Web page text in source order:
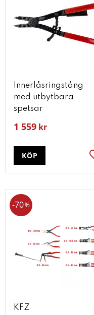
Innerlåsringstång
med utbytbara
spetsar
1 559 kr
KÖP
KFZ
70%